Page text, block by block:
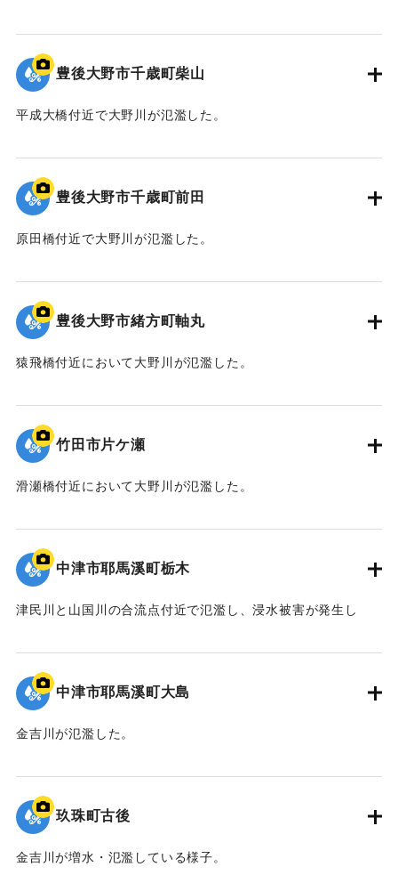
｜固有コード:09922050
豊後大野市千歳町柴山
平成大橋付近で大野川が氾濫した。
｜固有コード:09922049
豊後大野市千歳町前田
原田橋付近で大野川が氾濫した。
｜固有コード:09922048
豊後大野市緒方町軸丸
猿飛橋付近において大野川が氾濫した。
｜固有コード:09922047
竹田市片ケ瀬
滑瀬橋付近において大野川が氾濫した。
｜固有コード:09922046
中津市耶馬溪町栃木
津民川と山国川の合流点付近で氾濫し、浸水被害が発生し
｜固有コード:
中津市耶馬溪町大島
金吉川が氾濫した。
｜固有コード:09922044
玖珠町古後
金吉川が増水・氾濫している様子。